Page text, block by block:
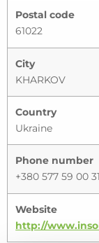
Postal code
61022
City
KHARKOV
Country
Ukraine
Phone number
+380 577 59 00 31
Website
http://